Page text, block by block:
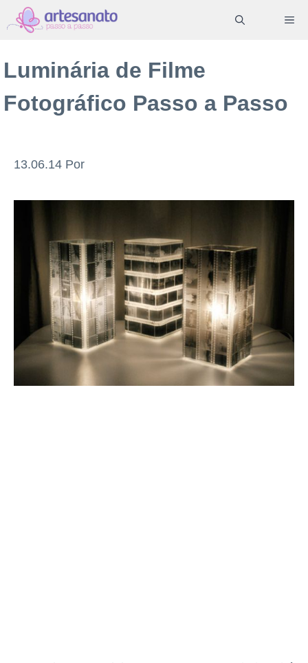
Pular
para
conteúdo
Luminária de Filme
Fotográfico Passo a Passo
13.06.14 Por